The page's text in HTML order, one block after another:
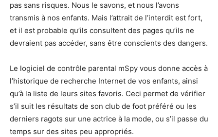
pas sans risques. Nous le savons, et nous l’avons
transmis à nos enfants. Mais l’attrait de l’interdit est fort,
et il est probable qu’ils consultent des pages qu’ils ne
devraient pas accéder, sans être conscients des dangers.
Le logiciel de contrôle parental mSpy vous donne accès à
l’historique de recherche Internet de vos enfants, ainsi
qu’à la liste de leurs sites favoris. Ceci permet de vérifier
s’il suit les résultats de son club de foot préféré ou les
derniers ragots sur une actrice à la mode, ou s’il passe du
temps sur des sites peu appropriés.